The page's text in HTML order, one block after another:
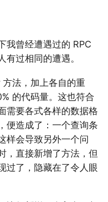
我曾经遭遇过的 RPC
过相同的遭遇。
法，加上各自的重
的代码量。这也符合
需要各式各样的数据格
便造成了：一个查询条
样会导致另外一个问
，直接新增了方法，但
过了，隐藏在了令人眼